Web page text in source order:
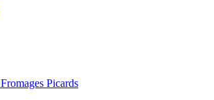
Fromages Picards